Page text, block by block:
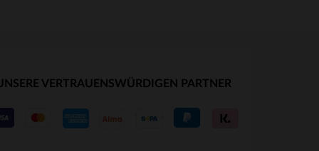
VERTRAUENSWÜRDIGEN PARTNER